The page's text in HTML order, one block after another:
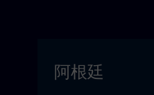
阿根廷